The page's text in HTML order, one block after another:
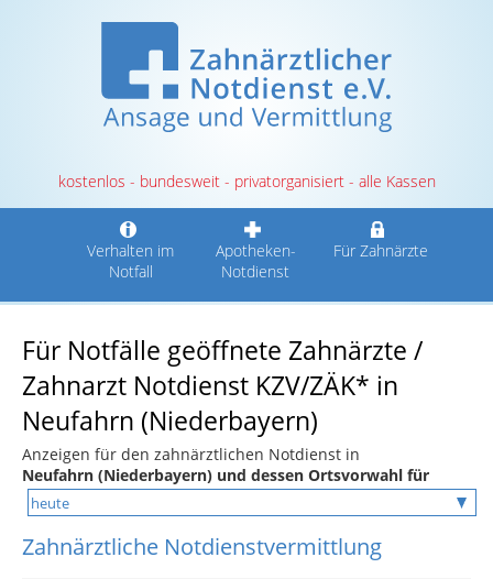
kostenlos - bundesweit - privatorganisiert - alle Kassen
Verhalten im
Notfall
Apotheken-
Notdienst
Für Zahnärzte
Für Notfälle geöffnete Zahnärzte /
Zahnarzt Notdienst KZV/ZÄK* in
Neufahrn (Niederbayern)
Anzeigen für den zahnärztlichen Notdienst in
Neufahrn (Niederbayern) und dessen Ortsvorwahl für
Zahnärztliche Notdienstvermittlung